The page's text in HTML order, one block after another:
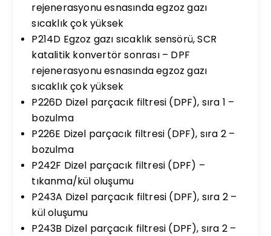
rejenerasyonu esnasında egzoz gazı
sıcaklık çok yüksek
P214D Egzoz gazı sıcaklık sensörü, SCR
katalitik konvertör sonrası – DPF
rejenerasyonu esnasında egzoz gazı
sıcaklık çok yüksek
P226D Dizel parçacık filtresi (DPF), sıra 1 –
bozulma
P226E Dizel parçacık filtresi (DPF), sıra 2 –
bozulma
P242F Dizel parçacık filtresi (DPF) –
tıkanma/kül oluşumu
P243A Dizel parçacık filtresi (DPF), sıra 2 –
kül oluşumu
P243B Dizel parçacık filtresi (DPF), sıra 2 –